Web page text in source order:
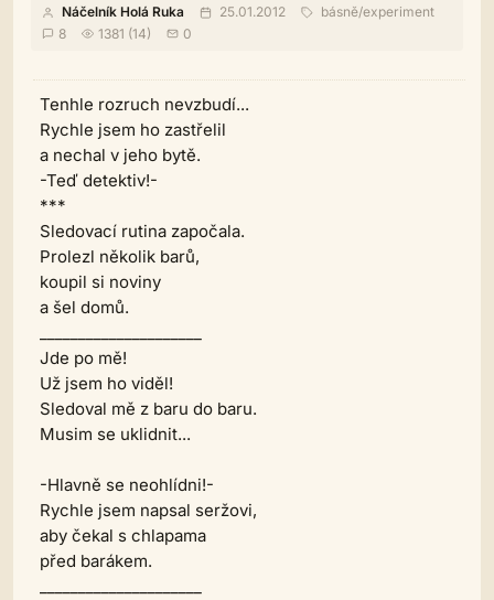
Náčelník Holá Ruka 25.01.2012 básně/experiment
8
1381 (14) 0
Tenhle rozruch nevzbudí...
Rychle jsem ho zastřelil
a nechal v jeho bytě.
-Teď detektiv!-
***
Sledovací rutina započala.
Prolezl několik barů,
koupil si noviny
a šel domů.
Jde po mě!
Už jsem ho viděl!
Sledoval mě z baru do baru.
Musim se uklidnit...
-Hlavně se neohlídni!-
Rychle jsem napsal seržovi,
aby čekal s chlapama
před barákem.